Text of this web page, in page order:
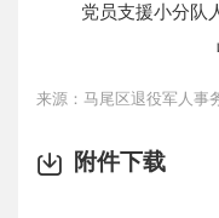
党员支援小分队人
来源：马尾区退役军人事
附件下载